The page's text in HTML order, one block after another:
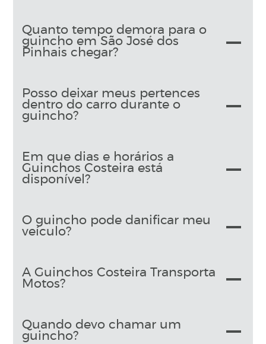
Quanto tempo demora para o
guincho em São José dos
Pinhais chegar?
Posso deixar meus pertences
dentro do carro durante o
guincho?
Em que dias e horários a
Guinchos Costeira está
disponível?
O guincho pode danificar meu
veículo?
A Guinchos Costeira Transporta
Motos?
Quando devo chamar um
guincho?